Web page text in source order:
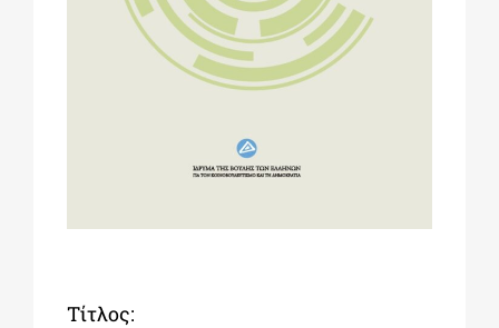
ΕΚΠΑΙΔΕΥΤΙΚΑ ΙΔΡΥΜΑΤΑ
Τίτλος: